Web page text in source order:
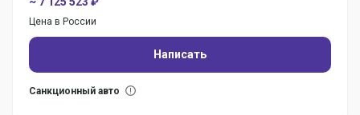
Цена в России
Написать
Санкционный авто